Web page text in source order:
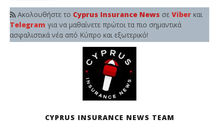
Ακολουθήστε το Cyprus Insurance News σε Viber και
Telegram για να μαθαίνετε πρώτοι τα πιο σημαντικά
ασφαλιστικά νέα από Κύπρο και εξωτερικό!
CYPRUS INSURANCE NEWS TEAM